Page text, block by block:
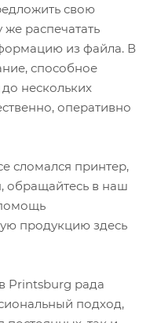
свою
же распечатать
из файла. В
способное
нескольких
оперативно
сломался принтер,
обращайтесь в наш
продукцию здесь
Printsburg рада
подход,